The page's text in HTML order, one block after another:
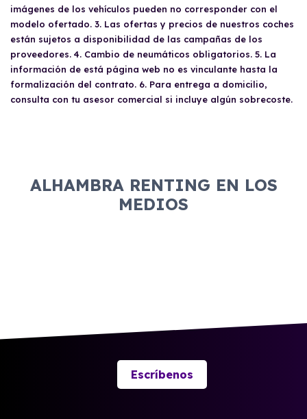
imágenes de los vehículos pueden no corresponder con el
modelo ofertado. 3. Las ofertas y precios de nuestros coches
están sujetos a disponibilidad de las campañas de los
proveedores. 4. Cambio de neumáticos obligatorios. 5. La
información de está página web no es vinculante hasta la
formalización del contrato. 6. Para entrega a domicilio,
consulta con tu asesor comercial si incluye algún sobrecoste.
ALHAMBRA RENTING EN LOS
MEDIOS
Escríbenos